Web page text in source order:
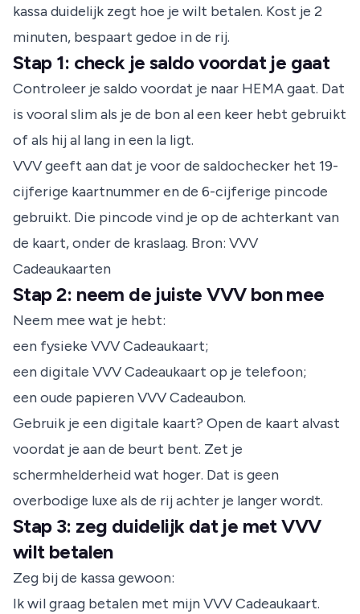
kassa duidelijk zegt hoe je wilt betalen. Kost je 2
minuten, bespaart gedoe in de rij.
Stap 1: check je saldo voordat je gaat
Controleer je saldo voordat je naar HEMA gaat. Dat
is vooral slim als je de bon al een keer hebt gebruikt
of als hij al lang in een la ligt.
VVV geeft aan dat je voor de saldochecker het 19-
cijferige kaartnummer en de 6-cijferige pincode
gebruikt. Die pincode vind je op de achterkant van
de kaart, onder de kraslaag. Bron: VVV
Cadeaukaarten
Stap 2: neem de juiste VVV bon mee
Neem mee wat je hebt:
een fysieke VVV Cadeaukaart;
een digitale VVV Cadeaukaart op je telefoon;
een oude papieren VVV Cadeaubon.
Gebruik je een digitale kaart? Open de kaart alvast
voordat je aan de beurt bent. Zet je
schermhelderheid wat hoger. Dat is geen
overbodige luxe als de rij achter je langer wordt.
Stap 3: zeg duidelijk dat je met VVV
wilt betalen
Zeg bij de kassa gewoon:
Ik wil graag betalen met mijn VVV Cadeaukaart.